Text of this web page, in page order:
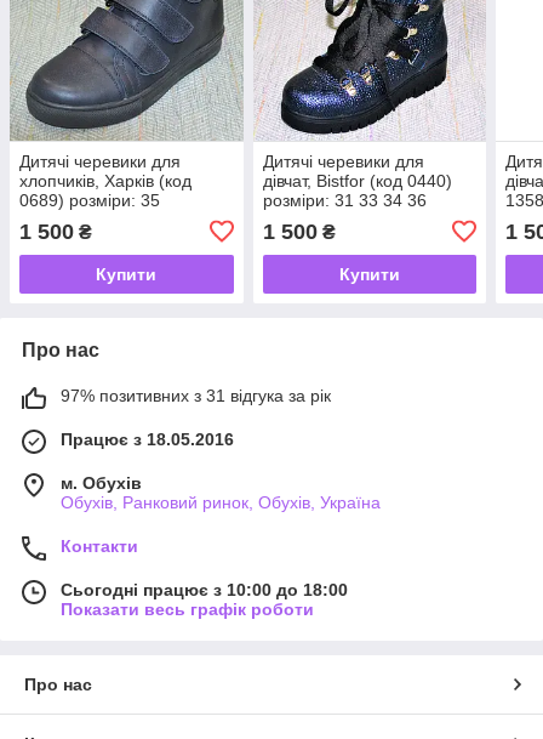
Дитячі черевики для
хлопчиків, Харків (код
0689) розміри: 35
1 500 ₴
Купити
Дитячі черевики для
дівчат, Bistfor (код 0440)
розміри: 31 33 34 36
1 500₴
Купити
1
Про нас
97% позитивних з 31 відгука за рік
Працює з 18.05.2016
м. Обухів
Обухів, Ранковий ринок, Обухів, Україна
Контакти
Сьогодні працює з 10:00 до 18:00
Показати весь графік роботи
Про нас